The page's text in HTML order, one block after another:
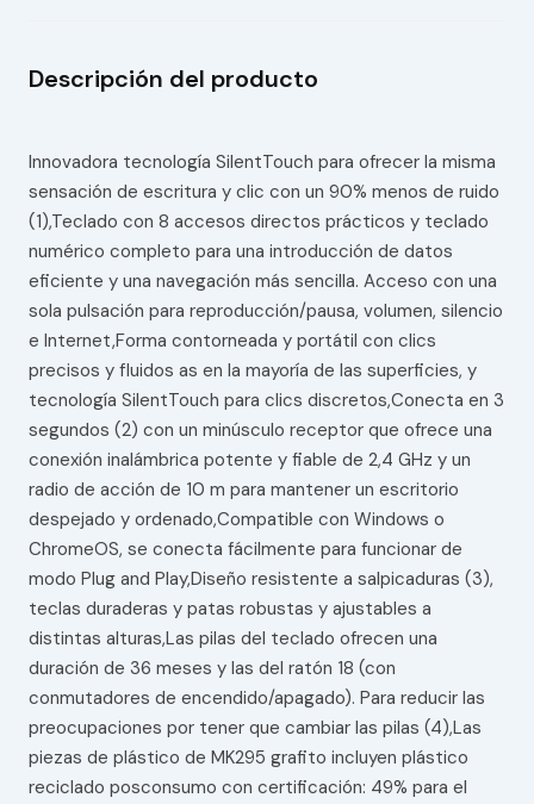
Descripción del producto
Innovadora tecnología SilentTouch para ofrecer la misma
sensación de escritura y clic con un 90% menos de ruido
(1),Teclado con 8 accesos directos prácticos y teclado
numérico completo para una introducción de datos
eficiente y una navegación más sencilla. Acceso con una
sola pulsación para reproducción/pausa, volumen, silencio
e Internet,Forma contorneada y portátil con clics
precisos y fluidos as en la mayoría de las superficies, y
tecnología SilentTouch para clics discretos,Conecta en 3
segundos (2) con un minúsculo receptor que ofrece una
conexión inalámbrica potente y fiable de 2,4 GHz y un
radio de acción de 10 m para mantener un escritorio
despejado y ordenado,Compatible con Windows o
ChromeOS, se conecta fácilmente para funcionar de
modo Plug and Play,Diseño resistente a salpicaduras (3),
teclas duraderas y patas robustas y ajustables a
distintas alturas,Las pilas del teclado ofrecen una
duración de 36 meses y las del ratón 18 (con
conmutadores de encendido/apagado). Para reducir las
preocupaciones por tener que cambiar las pilas (4),Las
piezas de plástico de MK295 grafito incluyen plástico
reciclado posconsumo con certificación: 49% para el